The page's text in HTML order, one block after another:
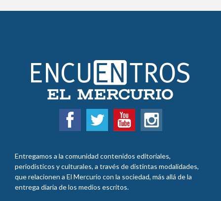
que relacionen a El Mercurio con la sociedad, más allá de la
entrega diaria de los medios escritos.
INSCRIPCIONES Y VENTAS: